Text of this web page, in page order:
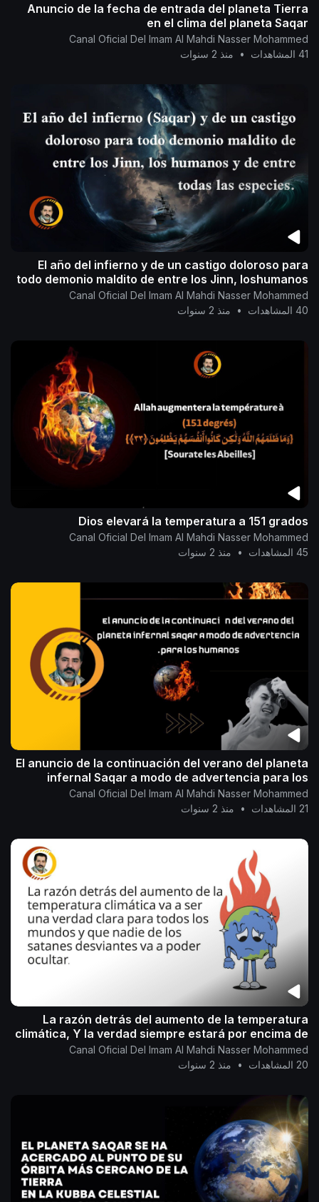
Anuncio de la fecha de entrada del planeta Tierra
en el clima del planeta Saqar
Canal Oficial Del Imam Al Mahdi Nasser Mohammed
41 المشاهدات
• منذ 2 سنوات
El año del infierno y de un castigo doloroso para
todo demonio maldito de entre los Jinn, loshumanos
Canal Oficial Del Imam Al Mahdi Nasser Mohammed
40 المشاهدات
• منذ 2 سنوات
Dios elevará la temperatura a 151 grados
Canal Oficial Del Imam Al Mahdi Nasser Mohammed
45 المشاهدات
• منذ 2 سنوات
El anuncio de la continuación del verano del planeta
infernal Saqar a modo de advertencia para los
humanos.
Canal Oficial Del Imam Al Mahdi Nasser Mohammed
21 المشاهدات
• منذ 2 سنوات
La razón detrás del aumento de la temperatura
climática, Y la verdad siempre estará por encima de
todo.
Canal Oficial Del Imam Al Mahdi Nasser Mohammed
20 المشاهدات
• منذ 2 سنوات